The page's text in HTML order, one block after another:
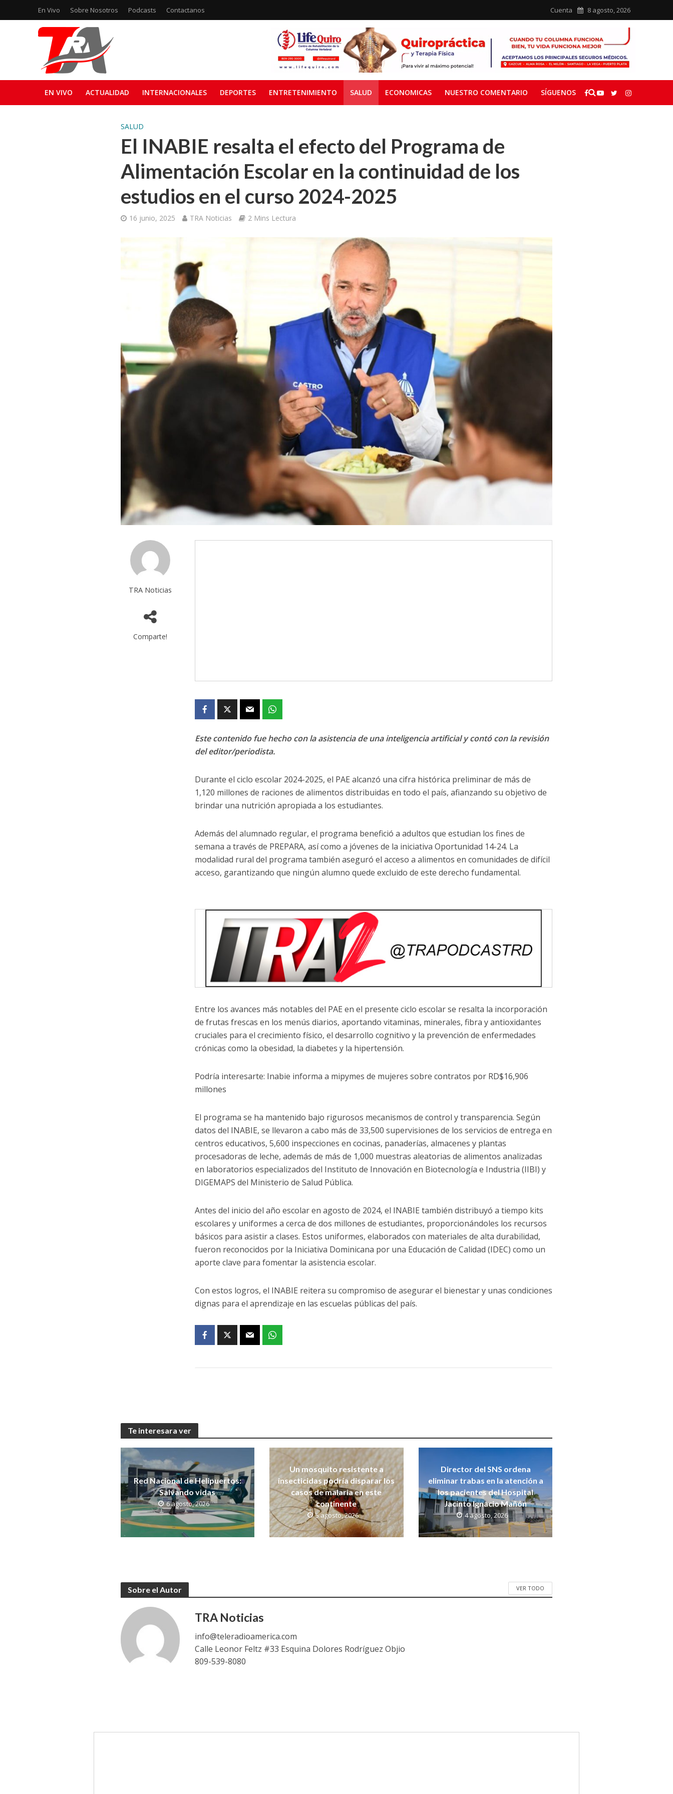
En Vivo Sobre Nosotros Podcasts Contactanos Cuenta 8 agosto, 2026
EN VIVO ACTUALIDAD INTERNACIONALES DEPORTES ENTRETENIMIENTO SALUD ECONOMICAS NUESTRO COMENTARIO SÍGUENOS
SALUD
El INABIE resalta el efecto del Programa de
Alimentación Escolar en la continuidad de los
estudios en el curso 2024-2025
16 junio, 2025 TRA Noticias 2 Mins Lectura
TRA Noticias
Comparte!
Este contenido fue hecho con la asistencia de una inteligencia artificial y contó con la revisión
del editor/periodista.
Durante el ciclo escolar 2024-2025, el PAE alcanzó una cifra histórica preliminar de más de
1,120 millones de raciones de alimentos distribuidas en todo el país, afianzando su objetivo de
brindar una nutrición apropiada a los estudiantes.
Además del alumnado regular, el programa benefició a adultos que estudian los fines de
semana a través de PREPARA, así como a jóvenes de la iniciativa Oportunidad 14-24. La
modalidad rural del programa también aseguró el acceso a alimentos en comunidades de difícil
acceso, garantizando que ningún alumno quede excluido de este derecho fundamental.
Entre los avances más notables del PAE en el presente ciclo escolar se resalta la incorporación
de frutas frescas en los menús diarios, aportando vitaminas, minerales, fibra y antioxidantes
cruciales para el crecimiento físico, el desarrollo cognitivo y la prevención de enfermedades
crónicas como la obesidad, la diabetes y la hipertensión.
Podría interesarte: Inabie informa a mipymes de mujeres sobre contratos por RD$16,906
millones
El programa se ha mantenido bajo rigurosos mecanismos de control y transparencia. Según
datos del INABIE, se llevaron a cabo más de 33,500 supervisiones de los servicios de entrega en
centros educativos, 5,600 inspecciones en cocinas, panaderías, almacenes y plantas
procesadoras de leche, además de más de 1,000 muestras aleatorias de alimentos analizadas
en laboratorios especializados del Instituto de Innovación en Biotecnología e Industria (IIBI) y
DIGEMAPS del Ministerio de Salud Pública.
Antes del inicio del año escolar en agosto de 2024, el INABIE también distribuyó a tiempo kits
escolares y uniformes a cerca de dos millones de estudiantes, proporcionándoles los recursos
básicos para asistir a clases. Estos uniformes, elaborados con materiales de alta durabilidad,
fueron reconocidos por la Iniciativa Dominicana por una Educación de Calidad (IDEC) como un
aporte clave para fomentar la asistencia escolar.
Con estos logros, el INABIE reitera su compromiso de asegurar el bienestar y unas condiciones
dignas para el aprendizaje en las escuelas públicas del país.
Te interesara ver
Red Nacional de Helipuertos:
Salvando vidas
6 agosto, 2026
Un mosquito resistente a
insecticidas podría disparar los
casos de malaria en este
continente
5 agosto, 2026
Director del SNS ordena
eliminar trabas en la atención a
los pacientes del Hospital
Jacinto Ignacio Mañón
4 agosto, 2026
Sobre el Autor VER TODO
TRA Noticias
info@teleradioamerica.com
Calle Leonor Feltz #33 Esquina Dolores Rodríguez Objio
809-539-8080